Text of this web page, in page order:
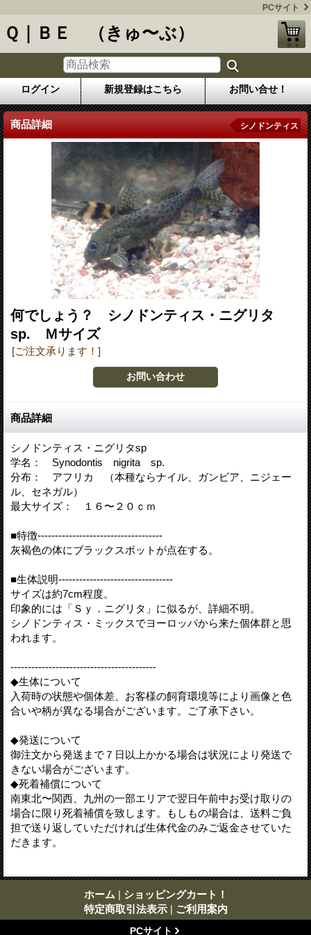
PCサイト
Ｑ｜ＢＥ （きゅ〜ぶ）
ログイン 新規登録はこちら お問い合せ！
商品詳細 シノドンティス
何でしょう？ シノドンティス・ニグリタ
sp. Ｍサイズ
[ご注文承ります！]
商品詳細
シノドンティス・ニグリタsp
学名： Synodontis nigrita sp.
分布： アフリカ （本種ならナイル、ガンビア、ニジェー
ル、セネガル）
最大サイズ： １６〜２０ｃｍ
■特徴------------------------------------
灰褐色の体にブラックスポットが点在する。
■生体説明---------------------------------
サイズは約7cm程度。
印象的には「Ｓｙ．ニグリタ」に似るが、詳細不明。
シノドンティス・ミックスでヨーロッパから来た個体群と思
われます。
------------------------------------------
◆生体について
入荷時の状態や個体差、お客様の飼育環境等により画像と色
合いや柄が異なる場合がございます。ご了承下さい。
◆発送について
御注文から発送まで７日以上かかる場合は状況により発送で
きない場合がございます。
◆死着補償について
南東北〜関西、九州の一部エリアで翌日午前中お受け取りの
場合に限り死着補償を致します。もしもの場合は、送料ご負
担で送り返していただければ生体代金のみご返金させていた
だきます。
ホーム | ショッピングカート！
特定商取引法表示 | ご利用案内
PCサイト